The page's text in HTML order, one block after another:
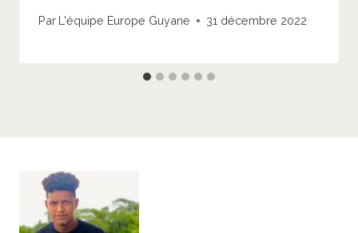
Par L'équipe Europe Guyane 31 décembre 2022